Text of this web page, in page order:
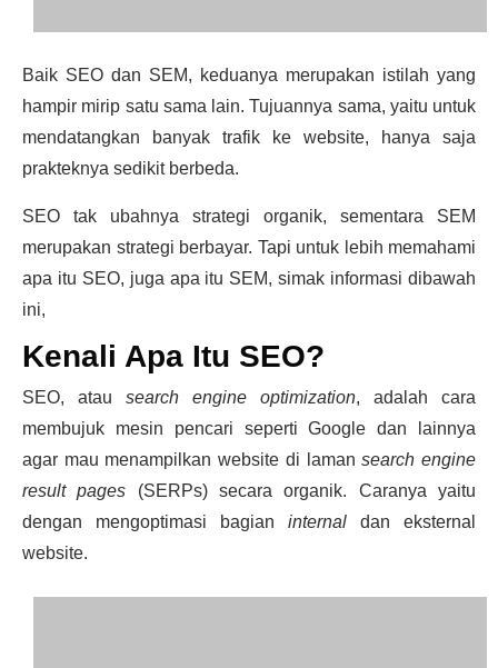
Baik SEO dan SEM, keduanya merupakan istilah yang
hampir mirip satu sama lain. Tujuannya sama, yaitu untuk
mendatangkan banyak trafik ke website, hanya saja
prakteknya sedikit berbeda.
SEO tak ubahnya strategi organik, sementara SEM
merupakan strategi berbayar. Tapi untuk lebih memahami
apa itu SEO, juga apa itu SEM, simak informasi dibawah
ini,
Kenali Apa Itu SEO?
SEO, atau search engine optimization, adalah cara
membujuk mesin pencari seperti Google dan lainnya
agar mau menampilkan website di lamansearch engine
result pages (SERPs) secara organik. Caranya yaitu
dengan mengoptimasi bagian internal dan eksternal
website.